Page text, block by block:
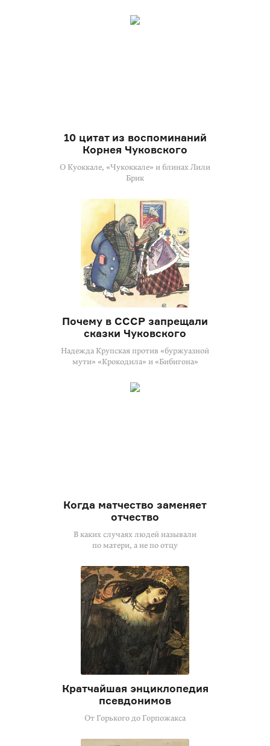
10 цитат из воспоминаний
Корнея Чуковского
О Куоккале, «Чукоккале» и блинах Лили
Брик
Почему в СССР запрещали
сказки Чуковского
Надежда Крупская против «буржуазной
мути» «Крокодила» и «Бибигона»
Когда матчество заменяет
отчество
В каких случаях людей называли
по матери, а не по отцу
Кратчайшая энциклопедия
псевдонимов
От Горького до Горпожакса